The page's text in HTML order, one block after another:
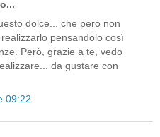
dolce... che però non
pensandolo così
Però, grazie a te, vedo
da gustare con
09:22